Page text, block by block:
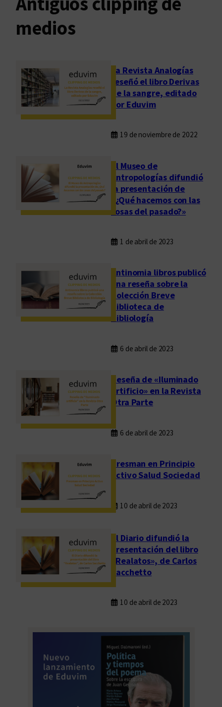
medios
La Revista Analogías
reseñó el libro Derivas
de la sangre, editado
por Eduvim
19 de noviembre de 2022
El Museo de
Antropologías difundió
la presentación de
«¿Qué hacemos con las
cosas del pasado?»
1 de abril de 2023
Antinomia libros publicó
una reseña sobre la
Colección Breve
Biblioteca de
Bibliología
6 de abril de 2023
Reseña de «Iluminado
artificio» en la Revista
Otra Parte
6 de abril de 2023
Presman en Principio
Activo Salud Sociedad
10 de abril de 2023
El Diario difundió la
presentación del libro
«Realatos», de Carlos
Sacchetto
10 de abril de 2023